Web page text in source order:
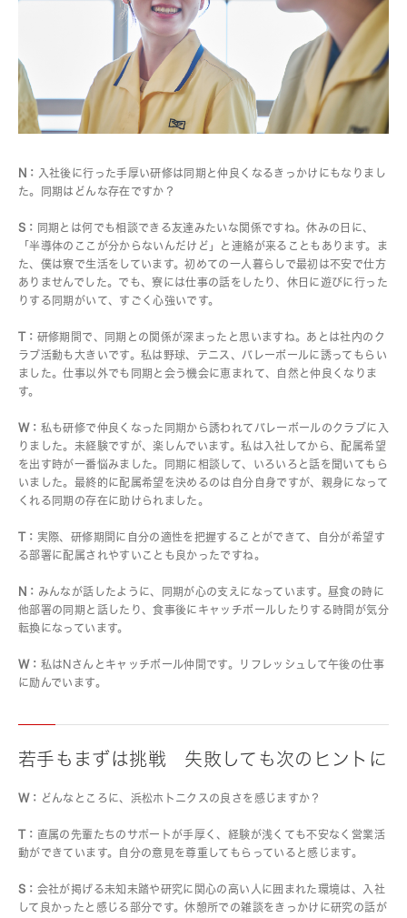
N： 入社後に行った手厚い研修は同期と仲良くなるきっかけにもなりまし
た。同期はどんな存在ですか？
S： 同期とは何でも相談できる友達みたいな関係ですね。休みの日に、
「半導体のここが分からないんだけど」と連絡が来ることもあります。ま
た、僕は寮で生活をしています。初めての一人暮らしで最初は不安で仕方
ありませんでした。でも、寮には仕事の話をしたり、休日に遊びに行った
りする同期がいて、すごく心強いです。
T： 研修期間で、同期との関係が深まったと思いますね。あとは社内のク
ラブ活動も大きいです。私は野球、テニス、バレーボールに誘ってもらい
ました。仕事以外でも同期と会う機会に恵まれて、自然と仲良くなりま
す。
W： 私も研修で仲良くなった同期から誘われてバレーボールのクラブに入
りました。未経験ですが、楽しんでいます。私は入社してから、配属希望
を出す時が一番悩みました。同期に相談して、いろいろと話を聞いてもら
いました。最終的に配属希望を決めるのは自分自身ですが、親身になって
くれる同期の存在に助けられました。
T： 実際、研修期間に自分の適性を把握することができて、自分が希望す
る部署に配属されやすいことも良かったですね。
N： みんなが話したように、同期が心の支えになっています。昼食の時に
他部署の同期と話したり、食事後にキャッチボールしたりする時間が気分
転換になっています。
W： 私はNさんとキャッチボール仲間です。リフレッシュして午後の仕事
に励んでいます。
若手もまずは挑戦 失敗しても次のヒントに
W： どんなところに、浜松ホトニクスの良さを感じますか？
T： 直属の先輩たちのサポートが手厚く、経験が浅くても不安なく営業活
動ができています。自分の意見を尊重してもらっていると感じます。
S： 会社が掲げる未知未踏や研究に関心の高い人に囲まれた環境は、入社
して良かったと感じる部分です。休憩所での雑談をきっかけに研究の話が